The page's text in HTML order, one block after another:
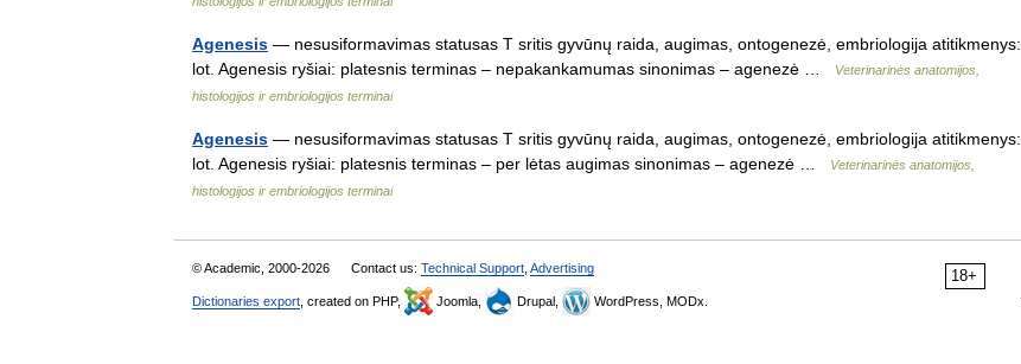
Agenesis — nesusiformavimas statusas T sritis gyvūnų raida, augimas, ontogenezė, embriologija atitikmenys:
lot. Agenesis ryšiai: platesnis terminas – nepakankamumas sinonimas – agenezė …
Veterinarinės anatomijos,
histologijos ir embriologijos terminai
Agenesis — nesusiformavimas statusas T sritis gyvūnų raida, augimas, ontogenezė, embriologija atitikmenys:
lot. Agenesis ryšiai: platesnis terminas – per lėtas augimas sinonimas – agenezė …
Veterinarinės anatomijos,
histologijos ir embriologijos terminai
18+
© Academic, 2000-2026 Contact us: Technical Support Advertising
Dictionaries export , created on PHP, Joomla, Drupal, WordPress, MODx.